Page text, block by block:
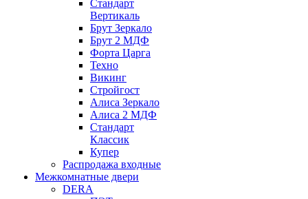
Стандарт
Вертикаль
Брут Зеркало
Брут 2 МДФ
Форта Царга
Техно
Викинг
Стройгост
Алиса Зеркало
Алиса 2 МДФ
Стандарт
Классик
Купер
Распродажа входные
Межкомнатные двери
DERA